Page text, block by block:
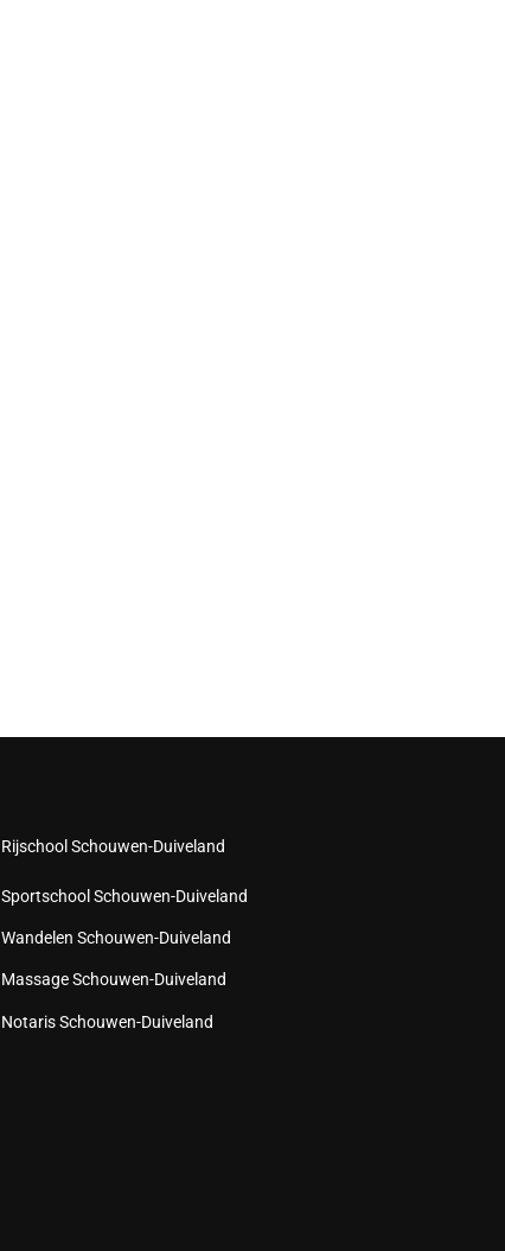
Rijschool Schouwen-Duiveland
Sportschool Schouwen-Duiveland
Wandelen Schouwen-Duiveland
Massage Schouwen-Duiveland
Notaris Schouwen-Duiveland